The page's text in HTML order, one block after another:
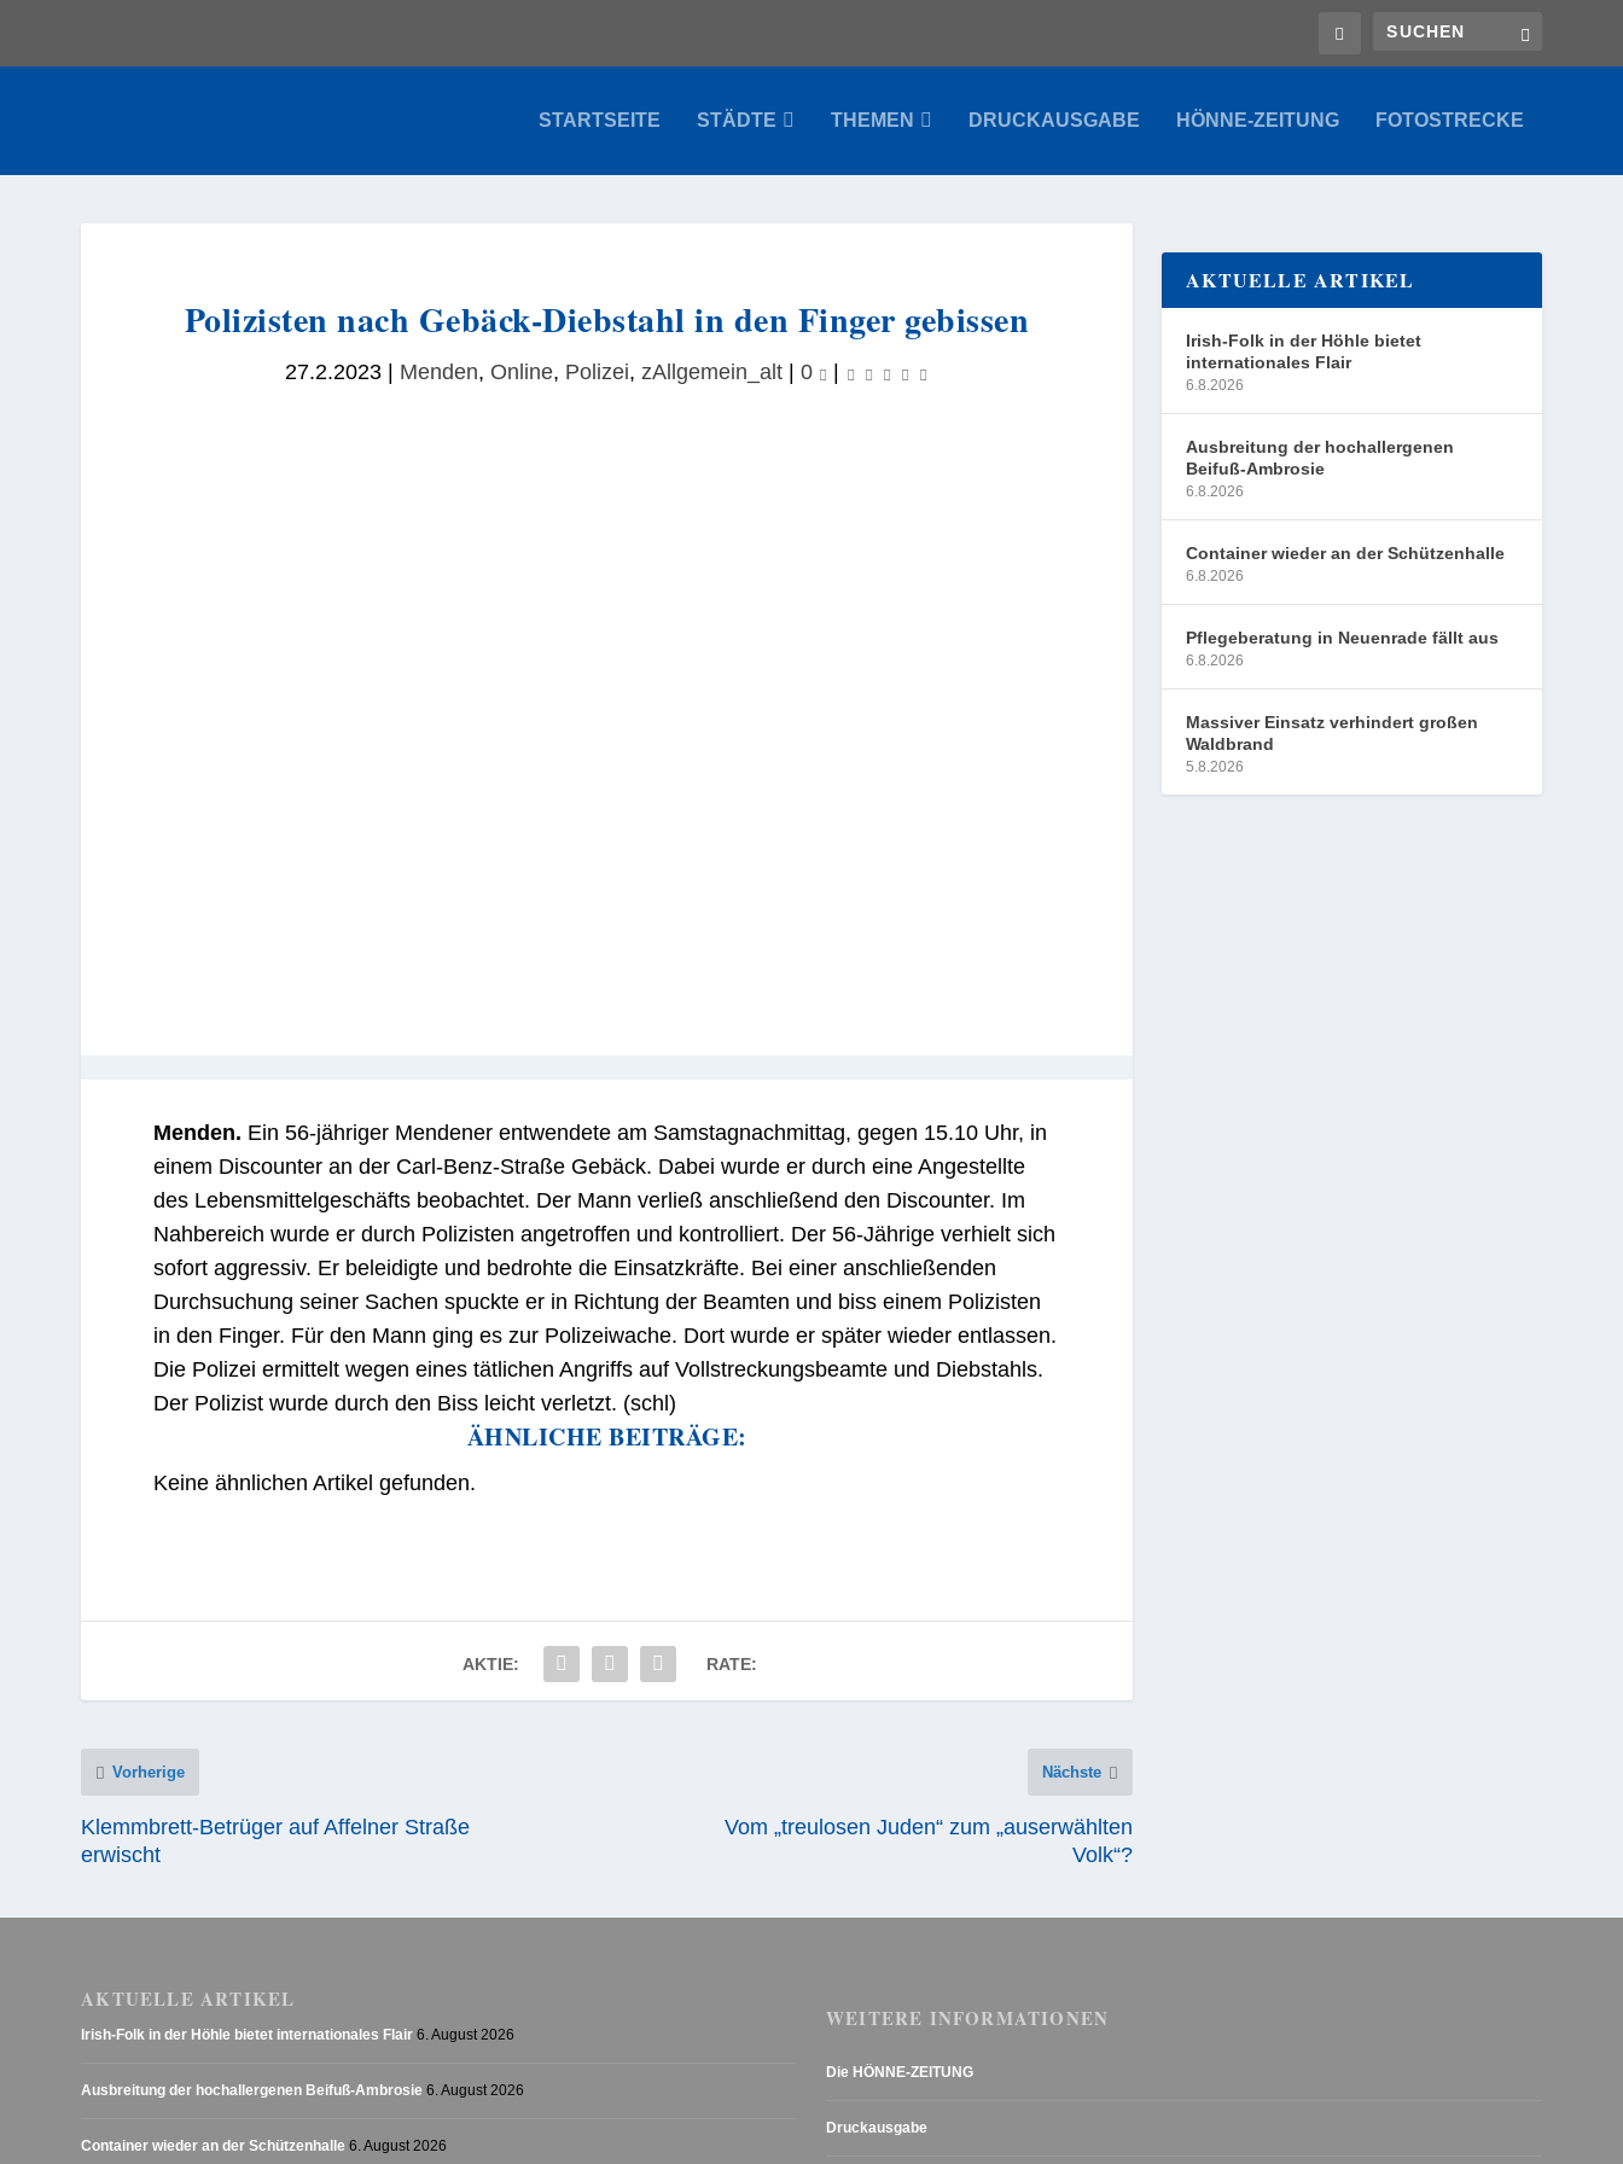
STARTSEITE STÄDTE THEMEN DRUCKAUSGABE HÖNNE-ZEITUNG FOTOSTRECKE
Polizisten nach Gebäck-Diebstahl in den Finger gebissen
27.2.2023| Menden, Online, Polizei, zAllgemein_alt| 0
Menden. Ein 56-jähriger Mendener entwendete am Samstagnachmittag, gegen 15.10 Uhr, in
einem Discounter an der Carl-Benz-Straße Gebäck. Dabei wurde er durch eine Angestellte
des Lebensmittelgeschäfts beobachtet. Der Mann verließ anschließend den Discounter. Im
Nahbereich wurde er durch Polizisten angetroffen und kontrolliert. Der 56-Jährige verhielt sich
sofort aggressiv. Er beleidigte und bedrohte die Einsatzkräfte. Bei einer anschließenden
Durchsuchung seiner Sachen spuckte er in Richtung der Beamten und biss einem Polizisten
in den Finger. Für den Mann ging es zur Polizeiwache. Dort wurde er später wieder entlassen.
Die Polizei ermittelt wegen eines tätlichen Angriffs auf Vollstreckungsbeamte und Diebstahls.
Der Polizist wurde durch den Biss leicht verletzt. (schl)
ÄHNLICHE BEITRÄGE:
Keine ähnlichen Artikel gefunden.
AKTIE: RATE:
Vorherige
Klemmbrett-Betrüger auf Affelner Straße
erwischt
Nächste
Vom „treulosen Juden“ zum „auserwählten
Volk“?
AKTUELLE ARTIKEL
Irish-Folk in der Höhle bietet
internationales Flair
6.8.2026
Ausbreitung der hochallergenen
Beifuß-Ambrosie
6.8.2026
Container wieder an der Schützenhalle
6.8.2026
Pflegeberatung in Neuenrade fällt aus
6.8.2026
Massiver Einsatz verhindert großen
Waldbrand
5.8.2026
AKTUELLE ARTIKEL
Irish-Folk in der Höhle bietet internationales Flair 6. August 2026
Ausbreitung der hochallergenen Beifuß-Ambrosie 6. August 2026
Container wieder an der Schützenhalle 6. August 2026
WEITERE INFORMATIONEN
Die HÖNNE-ZEITUNG
Druckausgabe